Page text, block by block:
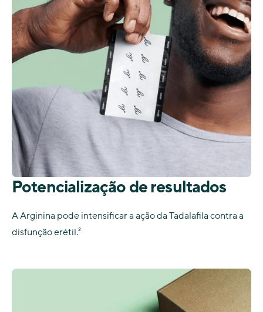
Potencialização de resultados
A Arginina pode intensificar a ação da Tadalafila contra a
disfunção erétil.²